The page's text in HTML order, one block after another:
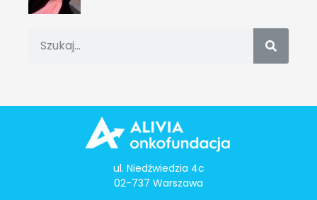
ul. Niedźwiedzia 4c
02-737 Warszawa